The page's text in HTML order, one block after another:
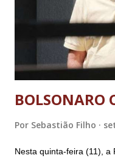
BOLSONARO
Por Sebastião Filho
Nesta quinta-feira (11), a